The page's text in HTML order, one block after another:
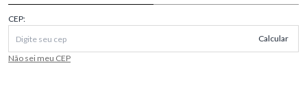
CEP:
Calcular
Não sei meu CEP